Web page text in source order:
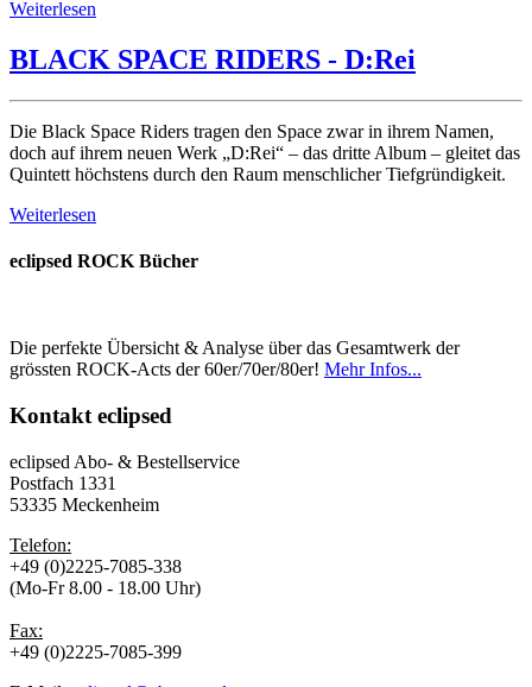
Weiterlesen
BLACK SPACE RIDERS - D:Rei
Die Black Space Riders tragen den Space zwar in ihrem Namen,
doch auf ihrem neuen Werk „D:Rei“ – das dritte Album – gleitet das
Quintett höchstens durch den Raum menschlicher Tiefgründigkeit.
Weiterlesen
eclipsed ROCK Bücher
Die perfekte Übersicht & Analyse über das Gesamtwerk der
grössten ROCK-Acts der 60er/70er/80er! Mehr Infos...
Kontakt eclipsed
eclipsed Abo- & Bestellservice
Postfach 1331
53335 Meckenheim
Telefon:
+49 (0)2225-7085-338
(Mo-Fr 8.00 - 18.00 Uhr)
Fax:
+49 (0)2225-7085-399